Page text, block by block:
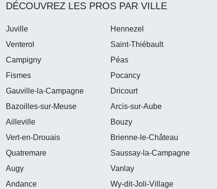
DÉCOUVREZ LES PROS PAR VILLE
Juville
Hennezel
Venterol
Saint-Thiébault
Campigny
Péas
Fismes
Pocancy
Gauville-la-Campagne
Dricourt
Bazoilles-sur-Meuse
Arcis-sur-Aube
Ailleville
Bouzy
Vert-en-Drouais
Brienne-le-Château
Quatremare
Saussay-la-Campagne
Augy
Vanlay
Andance
Wy-dit-Joli-Village